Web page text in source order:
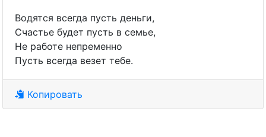
Водятся всегда пусть деньги,
Счастье будет пусть в семье,
Не работе непременно
Пусть всегда везет тебе.
Копировать